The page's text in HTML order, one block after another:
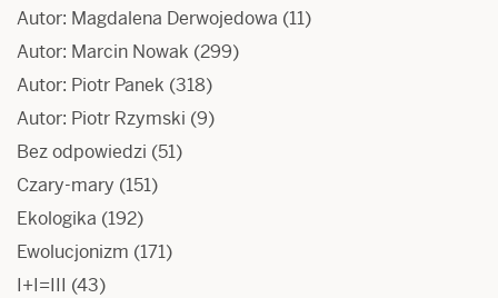
Autor: Magdalena Derwojedowa (11)
Autor: Marcin Nowak (299)
Autor: Piotr Panek (318)
Autor: Piotr Rzymski (9)
Bez odpowiedzi (51)
Czary-mary (151)
Ekologika (192)
Ewolucjonizm (171)
I+I=III (43)